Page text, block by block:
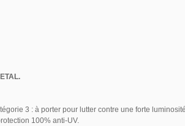
3 : à porter pour lutter contre une forte
100% anti-UV.